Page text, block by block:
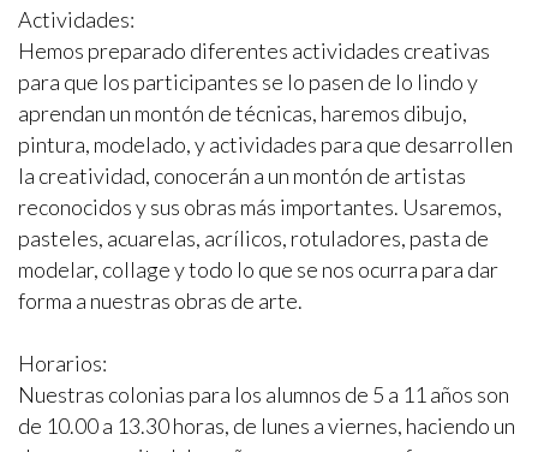
Actividades:
Hemos preparado diferentes actividades creativas
para que los participantes se lo pasen de lo lindo y
aprendan un montón de técnicas, haremos dibujo,
pintura, modelado, y actividades para que desarrollen
la creatividad, conocerán a un montón de artistas
reconocidos y sus obras más importantes. Usaremos,
pasteles, acuarelas, acrílicos, rotuladores, pasta de
modelar, collage y todo lo que se nos ocurra para dar
forma a nuestras obras de arte.
Horarios:
Nuestras colonias para los alumnos de 5 a 11 años son
de 10.00 a 13.30 horas, de lunes a viernes, haciendo un